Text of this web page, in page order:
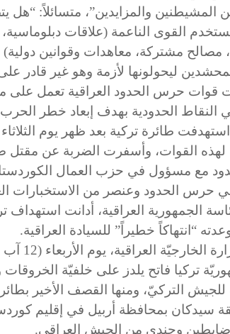
المشيطنين والمزايدين”، متسائلاً: “هل
القوى الناعمة (علاقات دبلوماسية،
مشتركة، معاهدات وقوانين دولية)
ليحولونها لأزمة وهو غير قادر
قوات حرس الحدود العراقية تعمل على
الحدودية بهدف إبعاد خطر
لهذه القوات، وأسفرت الضربة عن
مع مسؤول في حزب العمال
حرس الحدود وعنصر من الاستخبارات
الجمهورية العراقية، أدانت استهداف
“انتهاكاً خطيراً” للسيادة العراقية.
تركيا فاتح يلدز على خلفيّة الخروقات
للجيش التركيّ، ومنها القصف الأخير
سيدكان بمحافظة أربيل في إقليم
وجندي من الجيش العراقي.